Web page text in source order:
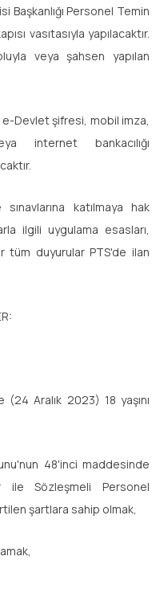
Başkanlığı Personel Temin
vasıtasıyla yapılacaktır.
veya şahsen yapılan
e-Devlet şifresi, mobil imza,
internet bankacılığı
katılmaya hak
ilgili uygulama esasları,
tüm duyurular PTS'de ilan
Aralık 2023) 18 yaşını
48'inci maddesinde
Sözleşmeli Personel
şartlara sahip olmak,